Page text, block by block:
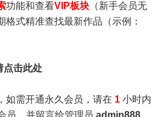
功能和查看VIP板块 （新手会员无
格式精准查找最新作品（示例：
点击此处
如需开通永久会员，请在 1 小时内
员，并留言给管理员 admin888